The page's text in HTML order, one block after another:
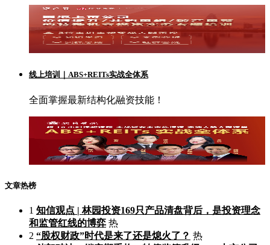
线上培训｜ABS+REITs实战全体系
全面掌握最新结构化融资技能！
文章热榜
1 知信观点 | 林园投资169只产品清盘背后，是投资理念
和监管红线的博弈 热
2 “股权财政”时代是来了还是熄火了？ 热